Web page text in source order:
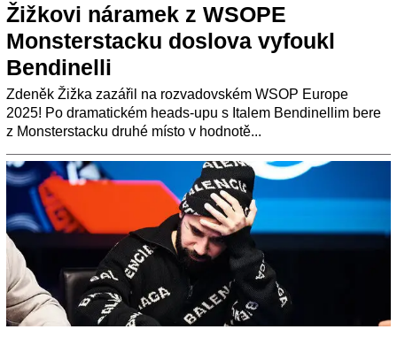
Žižkovi náramek z WSOPE
Monsterstacku doslova vyfoukl
Bendinelli
Zdeněk Žižka zazářil na rozvadovském WSOP Europe
2025! Po dramatickém heads-upu s Italem Bendinellim bere
z Monsterstacku druhé místo v hodnotě...